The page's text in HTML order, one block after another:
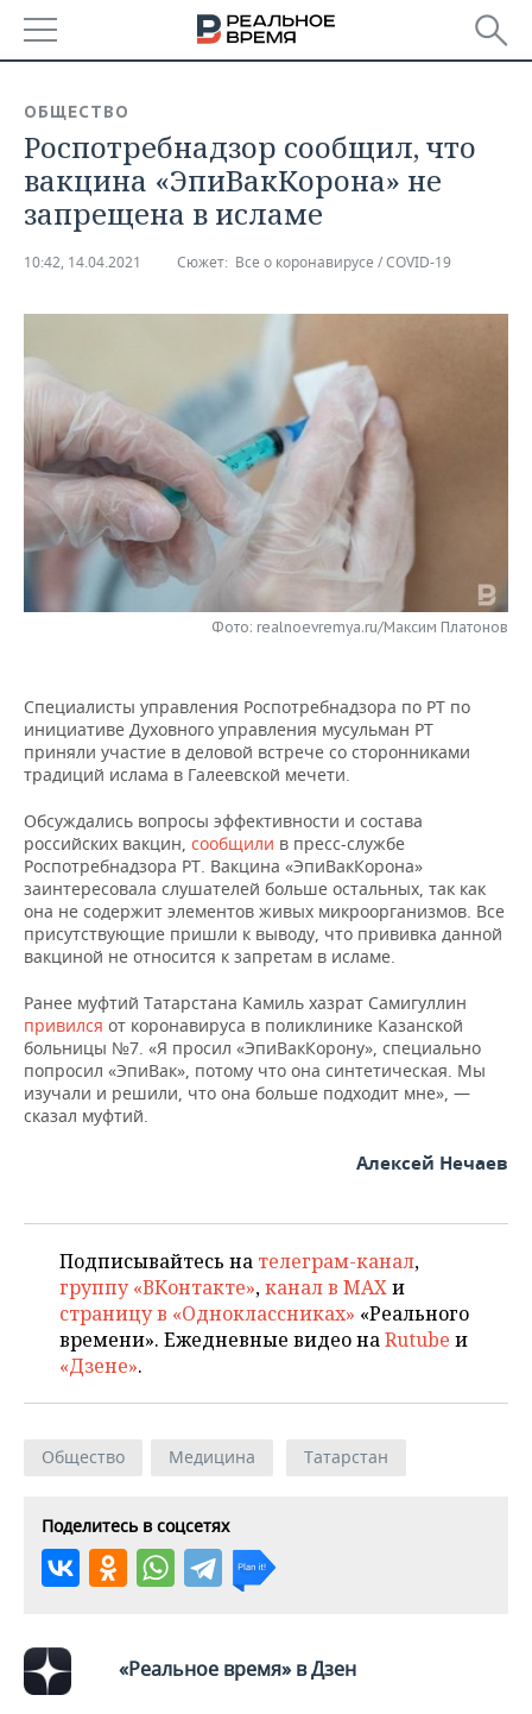
БАШКОРТОСТАН
ТАТАРСТАН
НОВОСТИ
АНАЛИТИКА
КОРОЛИ ГОСЗАКАЗА ПФО
ВУЗЫ ТАТАРСТАНА
КОМУ ПРИНАДЛЕЖАТ
ТОРГОВЫЕ ЦЕНТРЫ
ТАТАРСТАНА
ФИНАНСЫ
БАНКИ
БЮДЖЕТ
ИНВЕСТИЦИИ
НОВОСТИ
ПРОМЫШЛЕННОСТИ
АГРОПРОМ
МАШИНОСТРОЕНИЕ
НЕФТЕХИМИЯ
НЕФТЬ
ЭНЕРГЕТИКА
НЕДВИЖИМОСТЬ
НОВОСТИ НЕДВИЖИМОСТИ
АВТО
НОВОСТИ АВТО
БИЗНЕС
НОВОСТИ БИЗНЕСА
РОЗНИЧНАЯ ТОРГОВЛЯ
ТЕХНОЛОГИИ
НОВОСТИ ТЕХНОЛОГИЙ
ТЕЛЕКОММУНИКАЦИИ
МЕРОПРИЯТИЯ
НОВОСТИ МЕРОПРИЯТИЙ
БИЗНЕС-БРАНЧИ
ОТКРЫТАЯ ЛЕКЦИЯ
ФУТБОЛ
БАСКЕТБОЛ
ВОЛЕЙБОЛ
КИБЕРСПОРТ
ФИГУРНОЕ КАТАНИЕ
ВОДНЫЕ ВИДЫ СПОРТА
ХОККЕЙ С МЯЧОМ
НОВОСТИ ОБЩЕСТВА
ИНФРАСТРУКТУРА
ИСТОРИЯ
КУЛЬТУРА
МЕДИЦИНА
ОБРАЗОВАНИЕ
ПРОИСШЕСТВИЯ
ФОТОГАЛЕРЕЯ
СПРАВОЧНИК
СПИСОК ПЕРСОН
СПИСОК КОМПАНИЙ
ПОЛНАЯ ВЕРСИЯ
ОБЩЕСТВО
Роспотребнадзор сообщил, что
вакцина «ЭпиВакКорона» не
запрещена в исламе
10:42, 14.04.2021 Сюжет: Все о коронавирусе / COVID-19
Фото: realnoevremya.ru/Максим Платонов
Специалисты управления Роспотребнадзора по РТ по
инициативе Духовного управления мусульман РТ
приняли участие в деловой встрече со сторонниками
традиций ислама в Галеевской мечети.
Обсуждались вопросы эффективности и состава
российских вакцин, сообщили в пресс-службе
Роспотребнадзора РТ. Вакцина «ЭпиВакКорона»
заинтересовала слушателей больше остальных, так как
она не содержит элементов живых микроорганизмов. Все
присутствующие пришли к выводу, что прививка данной
вакциной не относится к запретам в исламе.
Ранее муфтий Татарстана Камиль хазрат Самигуллин
привился от коронавируса в поликлинике Казанской
больницы №7. «Я просил «ЭпиВакКорону», специально
попросил «ЭпиВак», потому что она синтетическая. Мы
изучали и решили, что она больше подходит мне», —
сказал муфтий.
Алексей Нечаев
Подписывайтесь на телеграм-канал,
группу «ВКонтакте»,канал в MAXи
страницу в «Одноклассниках» «Реального
времени». Ежедневные видео наRutube и
«Дзене».
Общество Медицина Татарстан
Поделитесь в соцсетях
«Реальное время» в Дзен